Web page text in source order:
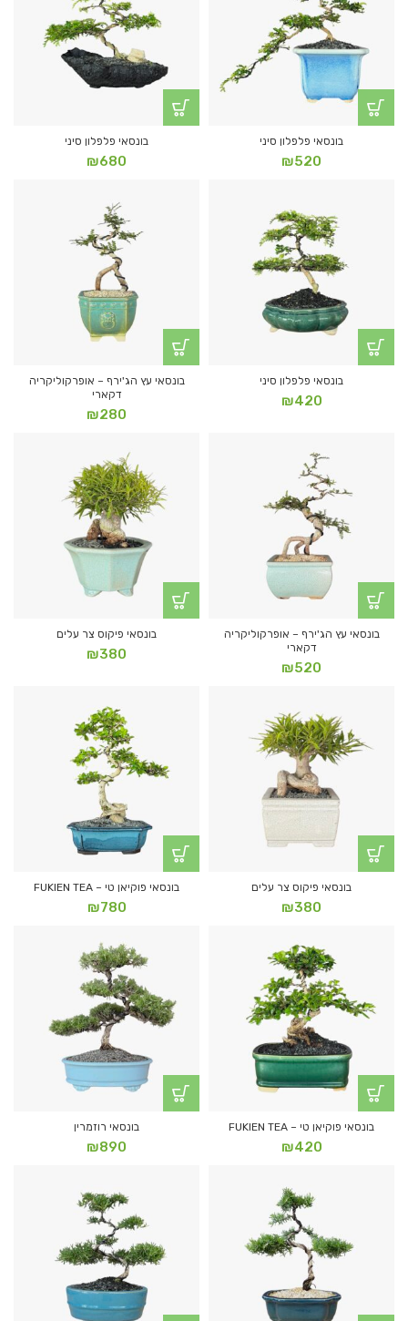
בונסאי פלפלון סיני
₪520
בונסאי פלפלון סיני
₪680
בונסאי פלפלון סיני
₪420
בונסאי עץ הג'ירף – אופרקוליקריה
דקארי
₪280
בונסאי עץ הג'ירף – אופרקוליקריה
דקארי
₪520
בונסאי פיקוס צר עלים
₪380
בונסאי פיקוס צר עלים
₪380
בונסאי פוקיאן טי – FUKIEN TEA
₪780
בונסאי פוקיאן טי – FUKIEN TEA
₪420
בונסאי רוזמרין
₪890